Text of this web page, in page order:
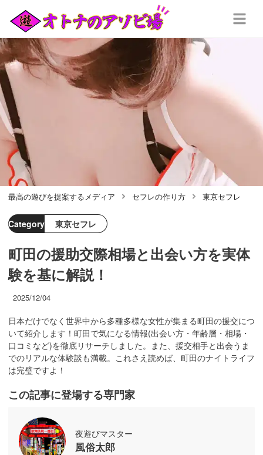
最高の遊びを提案するメディア セフレの作り方 東京セフレ
Category 東京セフレ
町田の援助交際相場と出会い方を実体
験を基に解説！
2025/12/04
日本だけでなく世界中から多種多様な女性が集まる町田の援交につ
いて紹介します！町田で気になる情報(出会い方・年齢層・相場・
口コミなど)を徹底リサーチしました。また、援交相手と出会うま
でのリアルな体験談も満載。これさえ読めば、町田のナイトライフ
は完璧ですよ！
この記事に登場する専門家
夜遊びマスター
風俗太郎